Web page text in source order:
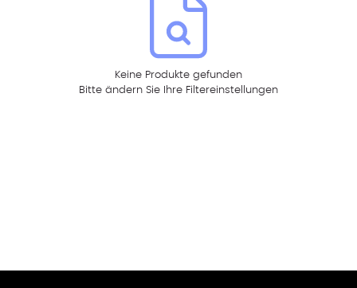
Keine Produkte gefunden
Bitte ändern Sie Ihre Filtereinstellungen